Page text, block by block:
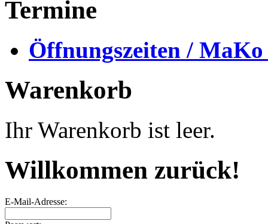
Termine
Öffnungszeiten /
Warenkorb
Ihr Warenkorb ist leer.
Willkommen zurück!
E-Mail-Adresse: